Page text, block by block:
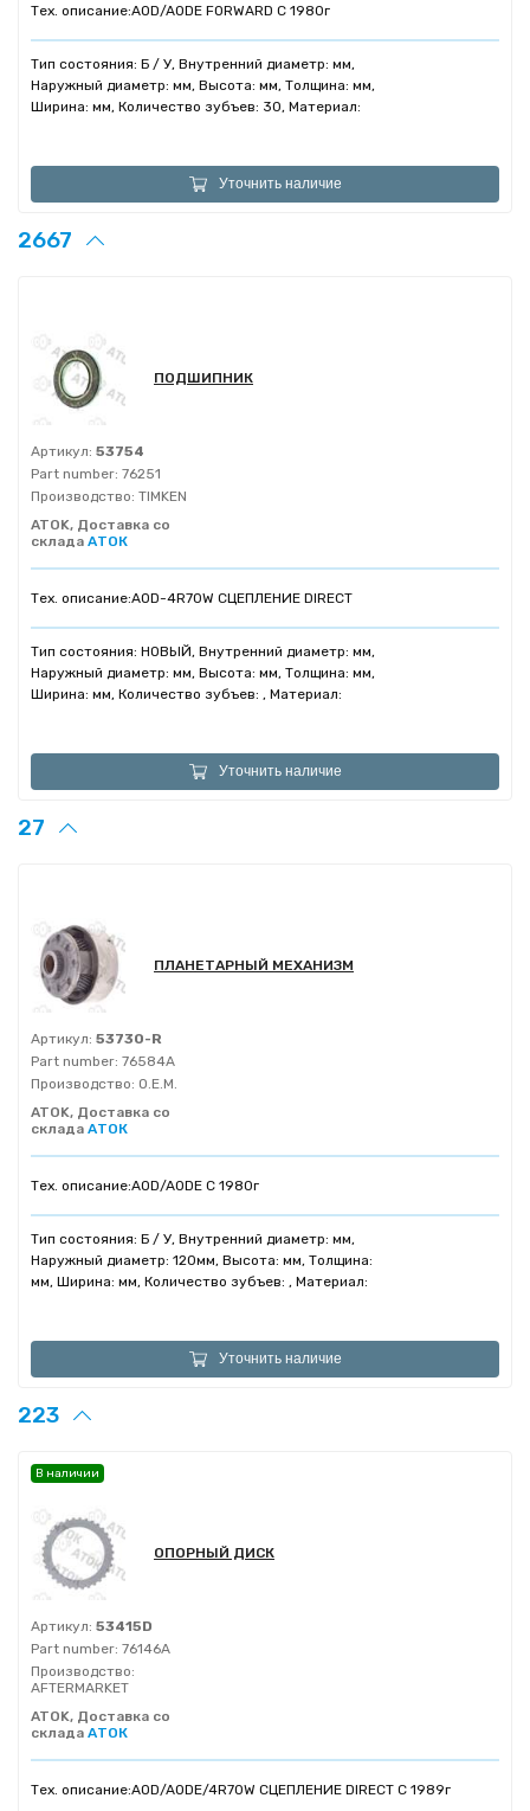
Тех. описание:AOD/AODE FORWARD C 1980г
Тип состояния: Б / У, Внутренний диаметр: мм,
Наружный диаметр: мм, Высота: мм, Толщина: мм,
Ширина: мм, Количество зубъев: 30, Материал:
Уточнить наличие
2667
ПОДШИПНИК
Артикул: 53754
Part number: 76251
Производство: TIMKEN
ATOK, Доставка со
склада АТОК
Тех. описание:AOD-4R70W СЦЕПЛЕНИЕ DIRECT
Тип состояния: НОВЫЙ, Внутренний диаметр: мм,
Наружный диаметр: мм, Высота: мм, Толщина: мм,
Ширина: мм, Количество зубъев: , Материал:
Уточнить наличие
27
ПЛАНЕТАРНЫЙ МЕХАНИЗМ
Артикул: 53730-R
Part number: 76584A
Производство: O.E.M.
ATOK, Доставка со
склада АТОК
Тех. описание:AOD/AODE C 1980г
Тип состояния: Б / У, Внутренний диаметр: мм,
Наружный диаметр: 120мм, Высота: мм, Толщина:
мм, Ширина: мм, Количество зубъев: , Материал:
Уточнить наличие
223
ОПОРНЫЙ ДИСК
Артикул: 53415D
Part number: 76146A
Производство:
AFTERMARKET
ATOK, Доставка со
склада АТОК
Тех. описание:AOD/AODE/4R70W СЦЕПЛЕНИЕ DIRECT С 1989г
В наличии